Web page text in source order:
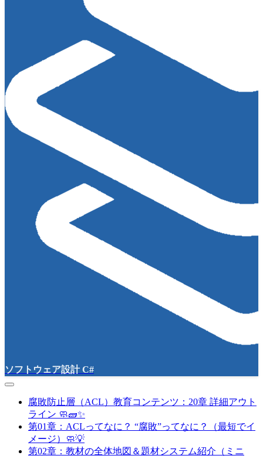
ソフトウェア設計 C#
腐敗防止層（ACL）教育コンテンツ：20章 詳細アウト
ライン 🧼🧱✨
第01章：ACLってなに？ “腐敗”ってなに？（最短でイ
メージ）🧼💡
第02章：教材の全体地図＆題材システム紹介（ミニ